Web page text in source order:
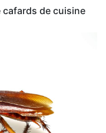
de cuisine